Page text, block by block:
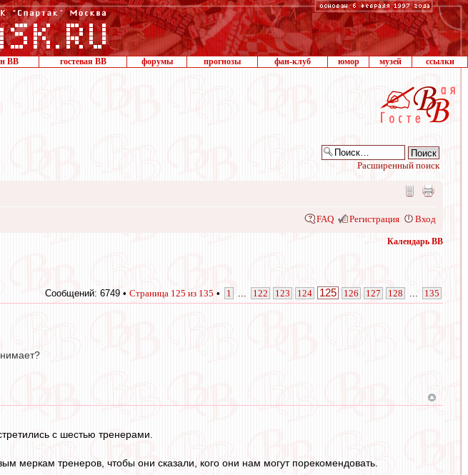
ВВ гостевая ВВ форумы прогнозы фан-клуб юмор музей ссылки
Расширенный поиск
FAQ Регистрация Вход
Календарь ВВ
Сообщений: 6749 • Страница 125 из 135 • 1 122 123 124 125 126 127 128 135
с шестью тренерами.
тренеров, чтобы они сказали, кого они нам могут порекомендовать.